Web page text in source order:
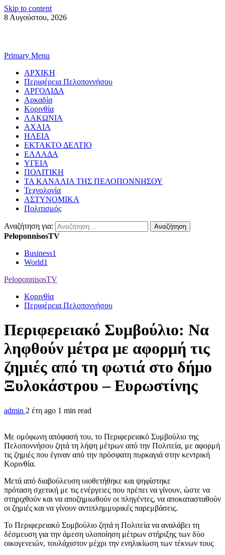
Skip to content
8 Αυγούστου, 2026
Primary Menu
ΑΡΧΙΚΗ
Περιφέρεια Πελοποννήσου
ΑΡΓΟΛΙΔΑ
Αρκαδία
Κορινθία
ΛΑΚΩΝΙΑ
ΑΧΑΙΑ
ΗΛΕΙΑ
ΕΚΤΑΚΤΟ ΔΕΛΤΙΟ
ΕΛΛΑΔΑ
ΥΓΕΙΑ
ΠΟΛΙΤΙΚΗ
ΤΑ ΚΑΝΑΛΙΑ ΤΗΣ ΠΕΛΟΠΟΝΝΗΣΟΥ
Τεχνολογία
ΑΣΤΥΝΟΜΙΚΑ
Πολιτισμός
Αναζήτηση για:
PeloponnisosTV
Business1
World1
PeloponnisosTV
Κορινθία
Περιφέρεια Πελοποννήσου
Περιφερειακό Συμβούλιο: Να
ληφθούν μέτρα με αφορμή τις
ζημιές από τη φωτιά στο δήμο
Ξυλοκάστρου – Ευρωστίνης
admin 2 έτη ago 1 min read
Με ομόφωνη απόφασή του, το Περιφερειακό Συμβούλιο της
Πελοποννήσου ζητά τη λήψη μέτρων από την Πολιτεία, με αφορμή
τις ζημιές που έγιναν από την πρόσφατη πυρκαγιά στην κεντρική
Κορινθία.
Μετά από διαβούλευση υιοθετήθηκε και ψηφίστηκε
πρόταση σχετική με τις ενέργειες που πρέπει να γίνουν, ώστε να
στηριχθούν και να αποζημιωθούν οι πληγέντες, να αποκατασταθούν
οι ζημιές και να γίνουν αντιπλημμυρικές παρεμβάσεις.
Το Περιφερειακό Συμβούλιο ζητά η Πολιτεία να αναλάβει τη
δέσμευση για την άμεση υλοποίηση μέτρων στήριξης των δύο
οικογενειών, τουλάχιστον μέχρι την ενηλικίωση των τέκνων τους